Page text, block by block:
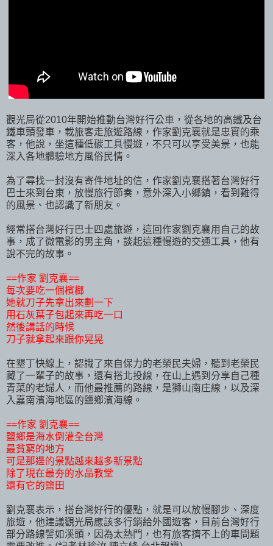
觀光局從2010年開始推動台灣好行公車，從各地的高鐵及台
鐵車頭發車，載旅客走旅遊路線，作家劉克襄就是忠實的乘
客，他說，坐這種低碳工具慢遊，不只可以享受美景，也能
深入各地體驗地方風俗民情。
為了尋找一封沒有寄件地址的信，作家劉克襄搭著台灣好行
巴士來到台東，放慢旅行節奏，意外深入小鄉鎮，看到難得
的風景、也認識了新朋友。
經常搭台灣好行巴士四處旅遊，這回作家劉克襄用自己的故
事，成了微電影的男主角，談起這種慢遊的交通工具，他有
說不完的故事。
==作家 劉克襄==
每次要吃一個檳榔
她就刀子先拿出來劃一下
用石灰葉子包起來再吃一口
然後講話的時候
刀子就拿起來跟你晃晃
在墾丁快線上，認識了來自保力的老榮民夫婦，聽到老榮民
藏了一輩子的故事，還有搭北投線，在山上遇到分享自己種
青菜的老婦人，而他最推薦的路線，是獅山南庄線，以及深
入嘉南濱海地區的鹽鄉濱海線。
==作家 劉克襄==
鹽鄉是海水倒灌全台灣
最貧窮的地方
可是那邊的景點越來越多新景點
除了現在最夯的水晶教堂
還有它的鹽田
劉克襄表示，搭台灣好行的優點，就是可以放慢腳步、深度
旅遊，他建議觀光局應該多行銷給外國遊客，目前台灣好行
部分路線譬如溪頭，因為太熱門，也有旅客擠不上的車問題